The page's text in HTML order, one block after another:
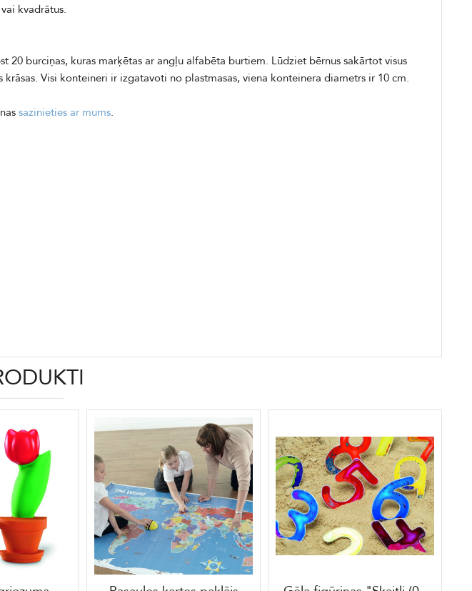
kvadrātus.
burciņas, kuras marķētas ar angļu alfabēta burtiem. Lūdziet bērnus sakārtot visus
Visi konteineri ir izgatavoti no plastmasas, viena konteinera diametrs ir 10 cm.
sazinieties ar mums.